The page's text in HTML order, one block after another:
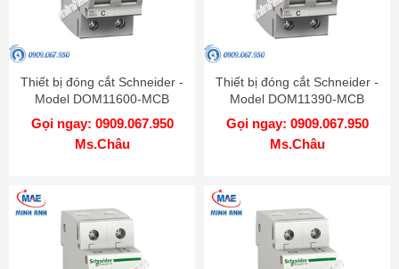
Thiết bị đóng cắt Schneider -
Model DOM11600-MCB
Gọi ngay: 0909.067.950
Ms.Châu
Thiết bị đóng cắt Schneider -
Model DOM11390-MCB
Gọi ngay: 0909.067.950
Ms.Châu